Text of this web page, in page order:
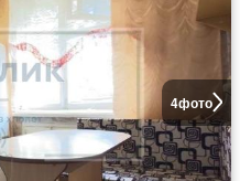
4фото